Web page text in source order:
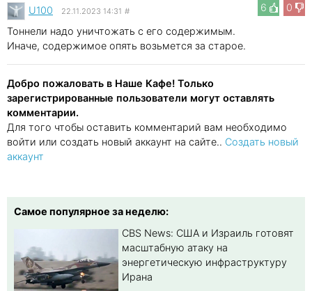
6 0
U100 22.11.2023 14:31 #
Тоннели надо уничтожать с его содержимым.
Иначе, содержимое опять возьмется за старое.
Добро пожаловать в Наше Кафе! Только
зарегистрированные пользователи могут оставлять
комментарии.
Для того чтобы оставить комментарий вам необходимо
войти или создать новый аккаунт на сайте.. Создать новый
аккаунт
Самое популярное за неделю:
CBS News: США и Израиль готовят
масштабную атаку на
энергетическую инфраструктуру
Ирана